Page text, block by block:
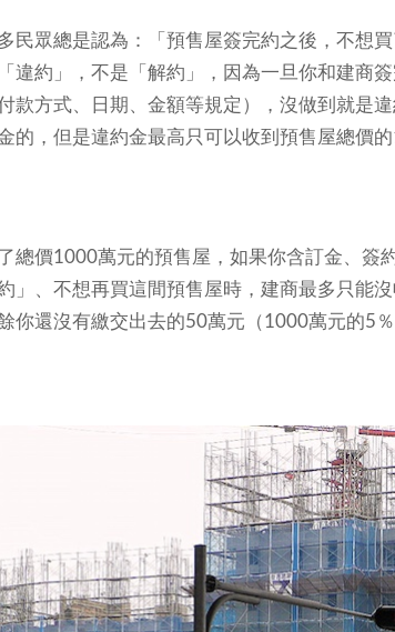
民眾總是認為：「預售屋簽完約之後，不想
違約」，不是「解約」，因為一旦你和建商
款方式、日期、金額等規定），沒做到就是
的，但是違約金最高只可以收到預售屋總價的
總價1000萬元的預售屋，如果你含訂金、簽
」、不想再買這間預售屋時，建商最多只能
你還沒有繳交出去的50萬元（1000萬元的5